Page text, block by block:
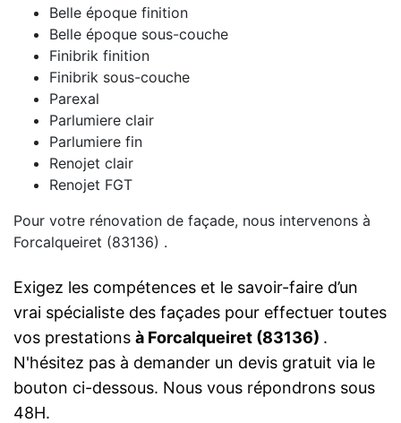
Belle époque finition
Belle époque sous-couche
Finibrik finition
Finibrik sous-couche
Parexal
Parlumiere clair
Parlumiere fin
Renojet clair
Renojet FGT
Pour votre rénovation de façade, nous intervenons à
Forcalqueiret (83136) .
Exigez les compétences et le savoir-faire d’un
vrai spécialiste des façades pour effectuer toutes
vos prestations à Forcalqueiret (83136) .
N'hésitez pas à demander un devis gratuit via le
bouton ci-dessous. Nous vous répondrons sous
48H.